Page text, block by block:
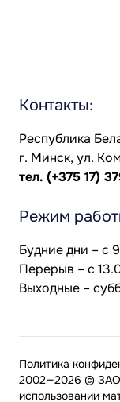
Контакты:
Республика
г. Минск, ул.
тел. (+375 17)
Режим
Будние дни – с
Перерыв – с
Выходные –
2002—2026 © ЗАО
использовании
Политика